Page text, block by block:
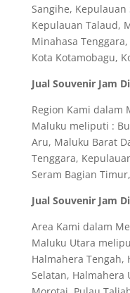
Sangihe,
Kepulauan Talaud,
Minahasa
Kota Kotamobagu,
Jual Souvenir Jam
Region Kami dalam
Maluku meliputi :
Aru, Maluku Barat
Tenggara,
Seram Bagian
Jual Souvenir Jam
Area Kami dalam
Maluku Utara
Halmahera Tengah,
Selatan, Halmahera